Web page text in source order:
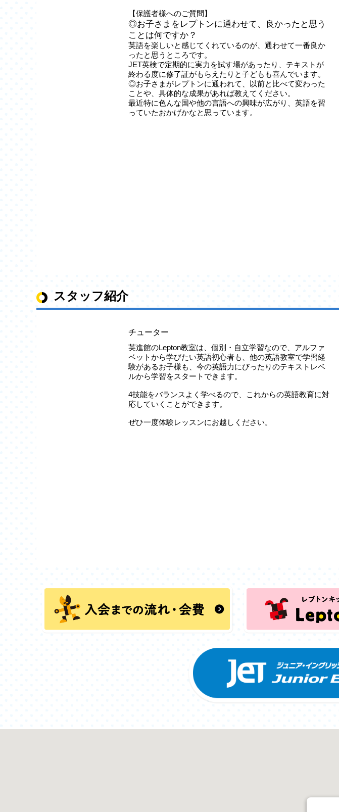
【保護者様へのご質問】
◎お子さまをレプトンに通わせて、良かったと思う
ことは何ですか？
英語を楽しいと感じてくれているのが、通わせて一番良か
ったと思うところです。
JET英検で定期的に実力を試す場があったり、テキストが
終わる度に修了証がもらえたりと子どもも喜んでいます。
◎お子さまがレプトンに通われて、以前と比べて変わった
ことや、具体的な成果があれば教えてください。
最近特に色んな国や他の言語への興味が広がり、英語を習
っていたおかげかなと思っています。
スタッフ紹介
チューター
英進館のLepton教室は、個別・自立学習なので、アルファ
ベットから学びたい英語初心者も、他の英語教室で学習経
験があるお子様も、今の英語力にびったりのテキストレベ
ルから学習をスタートできます。
4技能をバランスよく学べるので、これからの英語教育に対
応していくことができます。
ぜひ一度体験レッスンにお越しください。